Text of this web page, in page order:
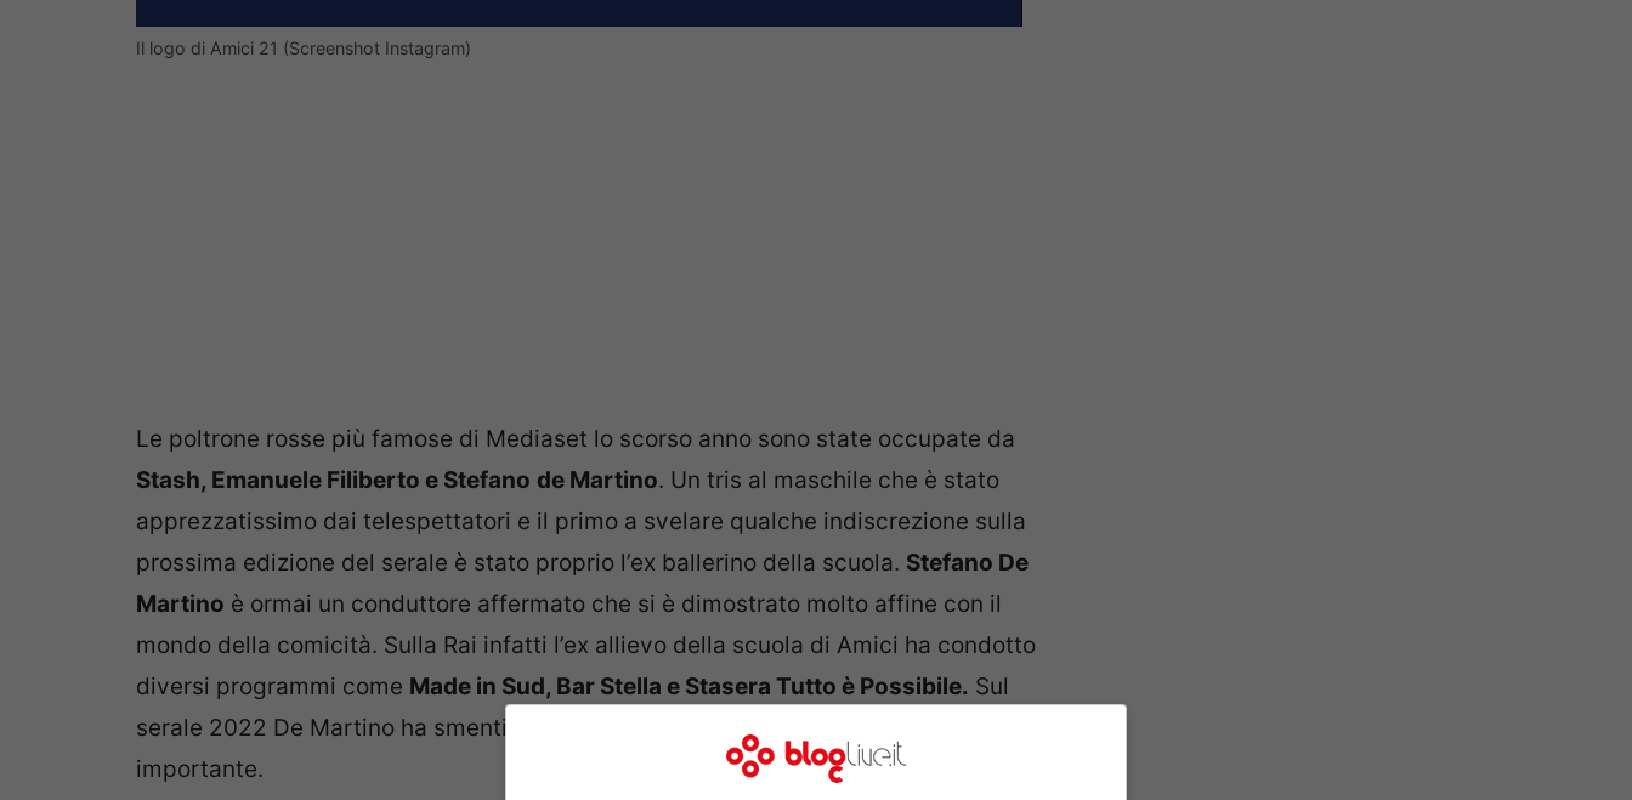
Il logo di Amici 21 (Screenshot Instagram)
Le poltrone rosse più famose di Mediaset lo scorso anno sono state occupate da
Stash, Emanuele Filiberto e Stefano de Martino. Un tris al maschile che è stato
apprezzatissimo dai telespettatori e il primo a svelare qualche indiscrezione sulla
prossima edizione del serale è stato proprio l’ex ballerino della scuola. Stefano De
Martino è ormai un conduttore affermato che si è dimostrato molto affine con il
mondo della comicità. Sulla Rai infatti l’ex allievo della scuola di Amici ha condotto
diversi programmi come Made in Sud, Bar Stella e Stasera Tutto è Possibile. Sul
serale 2022 De Martino ha smentito alcune indiscrezioni e ha svelato un dettaglio
importante.